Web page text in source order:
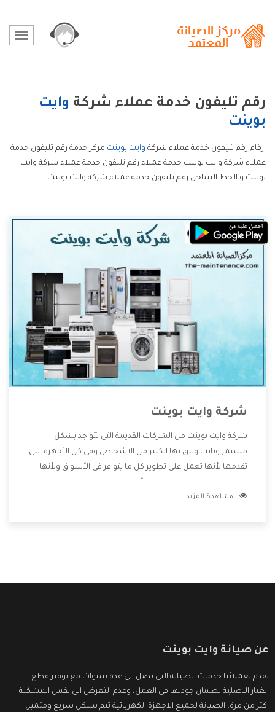
رقم تليفون خدمة عملاء شركة وايت
بوينت
ارقام رقم تليفون خدمة عملاء شركة وايت بوينت مركز خدمة رقم تليفون خدمة
عملاء شركة وايت بوينت خدمة عملاء رقم تليفون خدمة عملاء شركة وايت
بوينت و الخط الساخن رقم تليفون خدمة عملاء شركة وايت بوينت.
شركة وايت بوينت
شركة وايت بوينت من الشركات القديمة التى تتواجد بشكل
مستمر وثابت ويثق بها الكثير من الاشخاص وفى كل الأجهزة التى
تقدمها لأنها تعمل على تطوير كل ما يتوافر فى الأسواق ولأنها
المنتجات وتقدم للعملاء أقوى العروض والخصومات التى تسهل
مشاهدة المزيد
عن صيانة وايت بوينت
نقدم لعملائنا خدمات الصيانة التى تصل الى عدة سنوات مع توفير قطع
الغيار الاصلية لضمان جودتها فى العمل، وعدم التعرض الى نفس المشكلة
اكثر من مرة، الصيانة لجميع الاجهزة الكهربائية تتم بشكل سريع ومتميز.